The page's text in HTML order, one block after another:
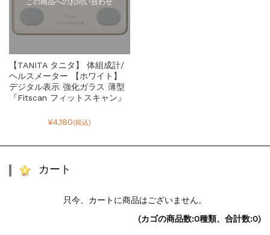
【TANITA タニタ】 体組成計/
ヘルスメーター 【ホワイト】
デジタル表示 強化ガラス 薄型
『Fitscan フィットスキャン』
¥4,180(税込)
カート
只今、カートに商品はございません。
(カゴの商品数:0種類、合計数:0)